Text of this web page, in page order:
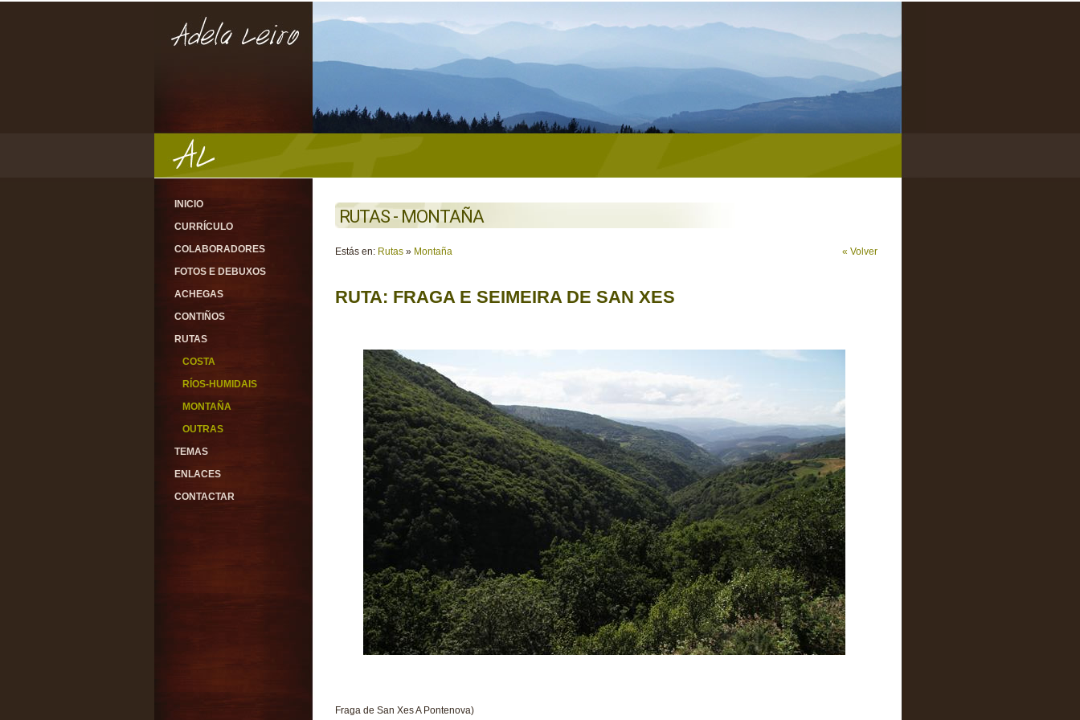
INICIO
CURRÍCULO
COLABORADORES
FOTOS E DEBUXOS
ACHEGAS
CONTIÑOS
RUTAS
COSTA
RÍOS-HUMIDAIS
MONTAÑA
OUTRAS
TEMAS
ENLACES
CONTACTAR
RUTAS - MONTAÑA
« Volver
Estás en: Rutas » Montaña
RUTA: FRAGA E SEIMEIRA DE SAN XES
Fraga de San Xes A Pontenova)